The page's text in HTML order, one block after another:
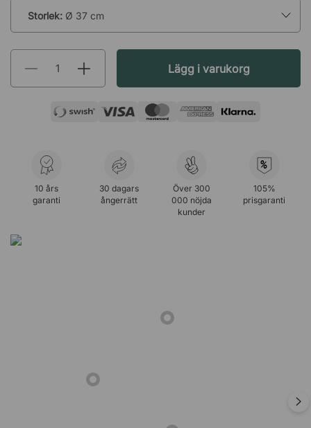
Storlek: Ø 37 cm
Lägg i varukorg
10 års
garanti
30 dagars
ångerrätt
Över 300
000 nöjda
kunder
%
105%
prisgaranti